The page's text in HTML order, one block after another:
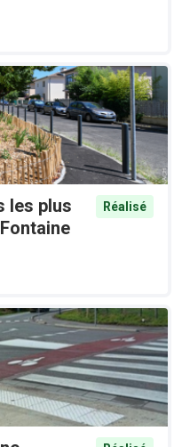
les plus
Réalisé